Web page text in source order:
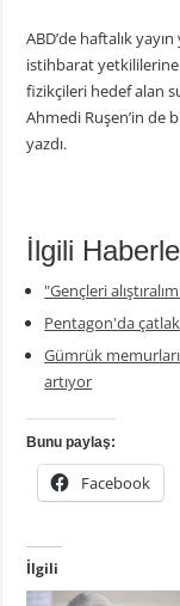
ABD’de haftalık
istihbarat yetkililerine
fizikçileri hedef alan
Ahmedi Ruşen’in de
yazdı.
İlgili
"Gençleri
Pentagon'da
Gümrük
artıyor
Bunu paylaş:
Facebook
İlgili